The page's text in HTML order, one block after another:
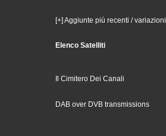
[+] Aggiunte più recenti / variazioni
Elenco Satelliti
Il Cimitero Dei Canali
DAB over DVB transmissions